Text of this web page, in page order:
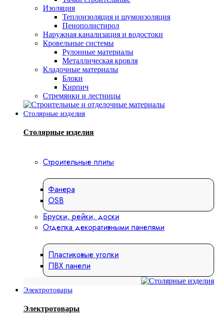
Изоляция
Теплоизоляция и шумоизоляция
Пенополистирол
Наружная канализация и водостоки
Кровельные системы
Рулонные материалы
Металлическая кровля
Кладочные материалы
Блоки
Кирпич
Стремянки и лестницы
Столярные изделия
Столярные изделия
Строительные плиты
Фанера
OSB
Бруски, рейки, доски
Отделка декоративными панелями
Пластиковые уголки
ПВХ панели
Электротовары
Электротовары